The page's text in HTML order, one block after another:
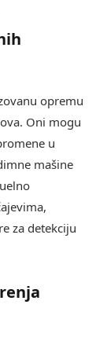
opremu
Oni mogu
u
mašine
za detekciju